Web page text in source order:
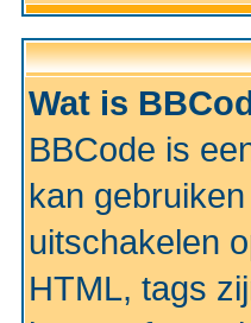
Wat is
BBCode is
kan
uitschakelen
HTML, tags